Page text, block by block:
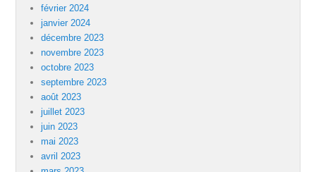
février 2024
janvier 2024
décembre 2023
novembre 2023
octobre 2023
septembre 2023
août 2023
juillet 2023
juin 2023
mai 2023
avril 2023